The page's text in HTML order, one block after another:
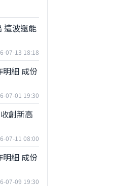
這波還能
07-13 18:18
細 成份
07-01 19:30
創新高
07-11 08:00
細 成份
07-09 19:30